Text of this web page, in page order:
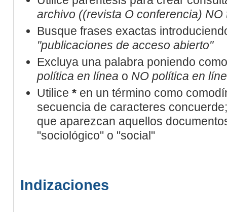
archivo ((revista O conferencia) NO
Busque frases exactas
"publicaciones de acceso abierto"
Excluya una palabra poniendo
política en línea o NO política en
Utilice *en un término como
secuencia de caracteres
que aparezcan aquellos
"sociológico" o "social"
Indizaciones